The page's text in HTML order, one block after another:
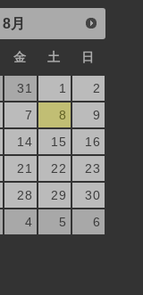
8月
金 土 日
31 1
2
7 8
9
14 15
16
21 22
23
28 29
30
4 5 6